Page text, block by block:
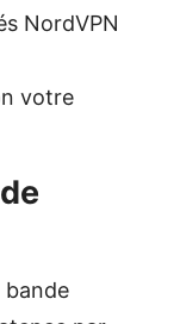
NordVPN
votre
bande